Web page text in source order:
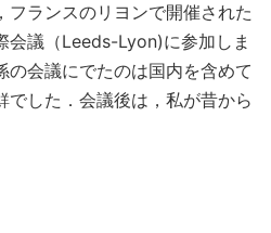
フランスのリヨンで開催された
会議（Leeds-Lyon)に参加しま
の会議にでたのは国内を含めて
でした．会議後は，私が昔から